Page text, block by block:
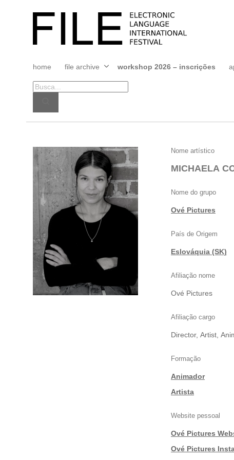
FILE
FESTIVAL
home file archive
Abrir
menu
workshop 2026 – inscrições
MICHAELA
COPIKOVA
Nome artístico
MICHAELA
Nome do grupo
Ové Pictures
País de Origem
Eslováquia (SK)
Afiliação nome
Ové Pictures
Afiliação cargo
Director, Artist,
Formação
Animador
|Artista
Website pessoal
Ové Pictures
|Ové Pictures